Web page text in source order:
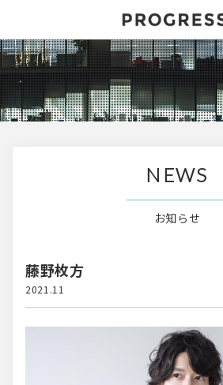
NEWS
お知らせ
2021.11
藤野枚方